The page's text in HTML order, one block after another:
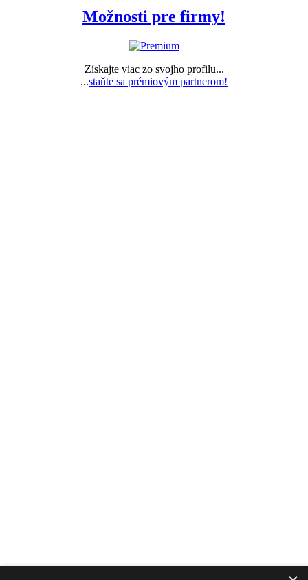
Možnosti pre firmy!
Získajte viac zo svojho profilu...
...staňte sa prémiovým partnerom!